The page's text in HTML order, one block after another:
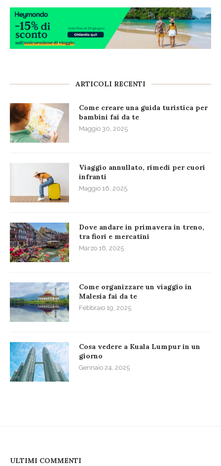
ARTICOLI RECENTI
Come creare una guida turistica per
bambini fai da te
Maggio 30, 2025
Viaggio annullato, rimedi per cuori
infranti
Maggio 16, 2025
Dove andare in primavera in treno,
tra fiori e mercatini
Marzo 16, 2025
Come organizzare un viaggio in
Malesia fai da te
Febbraio 19, 2025
Cosa vedere a Kuala Lumpur in un
giorno
Gennaio 24, 2025
ULTIMI COMMENTI